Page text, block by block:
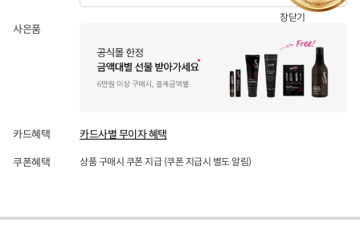
창닫기
사은품
카드혜택 카드사별 무이자 혜택
쿠폰혜택 상품 구매시 쿠폰 지급 (쿠폰 지급시 별도 알림)